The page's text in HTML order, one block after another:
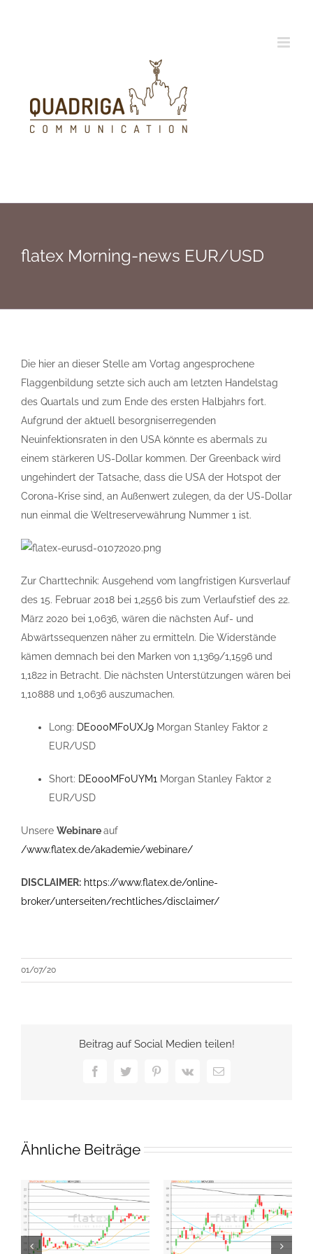
flatex Morning-news EUR/USD
Die hier an dieser Stelle am Vortag angesprochene
Flaggenbildung setzte sich auch am letzten Handelstag
des Quartals und zum Ende des ersten Halbjahrs fort.
Aufgrund der aktuell besorgniserregenden
Neuinfektionsraten in den USA könnte es abermals zu
einem stärkeren US-Dollar kommen. Der Greenback wird
ungehindert der Tatsache, dass die USA der Hotspot der
Corona-Krise sind, an Außenwert zulegen, da der US-Dollar
nun einmal die Weltreservewährung Nummer 1 ist.
Zur Charttechnik: Ausgehend vom langfristigen Kursverlauf
des 15. Februar 2018 bei 1,2556 bis zum Verlaufstief des 22.
März 2020 bei 1,0636, wären die nächsten Auf- und
Abwärtssequenzen näher zu ermitteln. Die Widerstände
kämen demnach bei den Marken von 1,1369/1,1596 und
1,1822 in Betracht. Die nächsten Unterstützungen wären bei
1,10888 und 1,0636 auszumachen.
Long: DE000MF0UXJ9 Morgan Stanley Faktor 2
EUR/USD
Short: DE000MF0UYM1 Morgan Stanley Faktor 2
EUR/USD
Unsere Webinareauf
/www.flatex.de/akademie/webinare/
DISCLAIMER: https://www.flatex.de/online-
broker/unterseiten/rechtliches/disclaimer/
01/07/20
Beitrag auf Social Medien teilen!
FacebookTwitterPinterest
Vk
E-
Ähnliche Beiträge